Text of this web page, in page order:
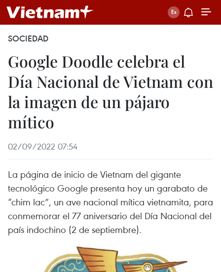
SOCIEDAD
Google Doodle celebra el
Día Nacional de Vietnam con
la imagen de un pájaro
mítico
02/09/2022 07:54
La página de inicio de Vietnam del gigante
tecnológico Google presenta hoy un garabato de
“chim lac”, un ave nacional mítica vietnamita, para
conmemorar el 77 aniversario del Día Nacional del
país indochino (2 de septiembre).